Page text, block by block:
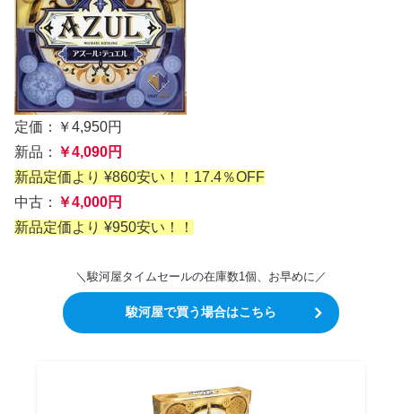
定価：￥4,950円
新品： ￥4,090円
新品定価より ¥860安い！！17.4％OFF
中古： ￥4,000円
新品定価より ¥950安い！！
＼駿河屋タイムセールの在庫数1個、お早めに／
駿河屋で買う場合はこちら